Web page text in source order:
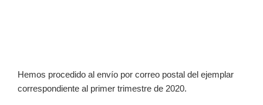
Hemos procedido al envío por correo postal del ejemplar
correspondiente al primer trimestre de 2020.